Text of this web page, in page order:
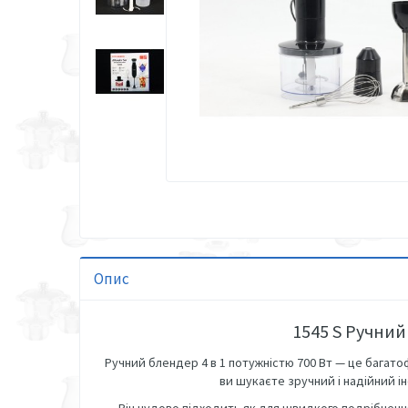
Опис
1545 S
Ручний блендер 4 в 1 потужністю 700 Вт — це
ви шукаєте зручний і надійний